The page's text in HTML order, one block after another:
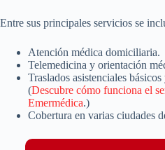
Entre sus principales servicios se
Atención médica domiciliaria.
Telemedicina y orientación
Traslados asistenciales
(Descubre cómo funciona el
Emermédica.)
Cobertura en varias ciudades